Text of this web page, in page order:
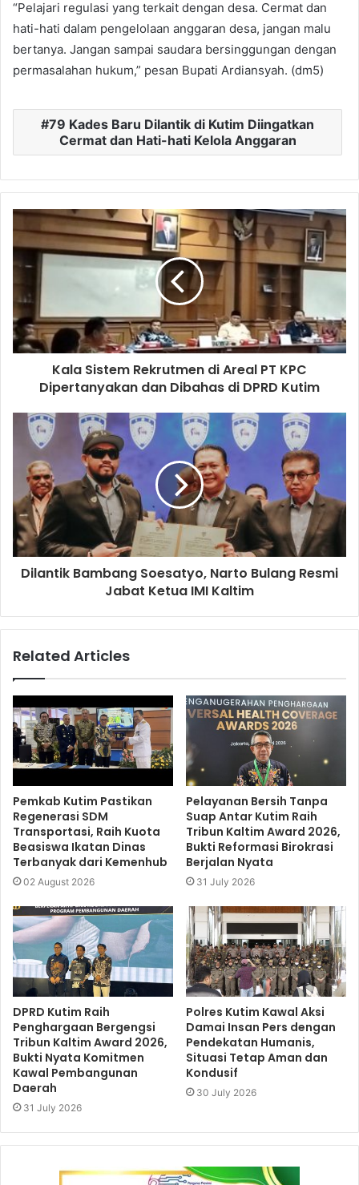
“Pelajari regulasi yang terkait dengan desa. Cermat dan
hati-hati dalam pengelolaan anggaran desa, jangan malu
bertanya. Jangan sampai saudara bersinggungan dengan
permasalahan hukum,” pesan Bupati Ardiansyah. (dm5)
79 Kades Baru Dilantik di Kutim Diingatkan
Cermat dan Hati-hati Kelola Anggaran
Kala Sistem Rekrutmen di Areal PT KPC
Dipertanyakan dan Dibahas di DPRD Kutim
Dilantik Bambang Soesatyo, Narto Bulang Resmi
Jabat Ketua IMI Kaltim
Related Articles
Pemkab Kutim Pastikan
Regenerasi SDM
Transportasi, Raih Kuota
Beasiswa Ikatan Dinas
Terbanyak dari Kemenhub
02 August 2026
Pelayanan Bersih Tanpa
Suap Antar Kutim Raih
Tribun Kaltim Award 2026,
Bukti Reformasi Birokrasi
Berjalan Nyata
31 July 2026
DPRD Kutim Raih
Penghargaan Bergengsi
Tribun Kaltim Award 2026,
Bukti Nyata Komitmen
Kawal Pembangunan
Daerah
31 July 2026
Polres Kutim Kawal Aksi
Damai Insan Pers dengan
Pendekatan Humanis,
Situasi Tetap Aman dan
Kondusif
30 July 2026